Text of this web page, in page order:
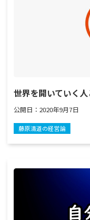
世界を開いていく
公開日： 2020年9月7日
藤原清道の経営論